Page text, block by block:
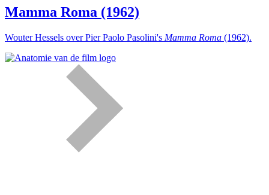
Mamma Roma (1962)
Wouter Hessels over Pier Paolo Pasolini's Mamma Roma (1962).